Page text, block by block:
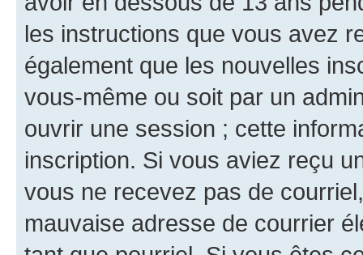
les instructions que vous avez
également que les nouvelles
vous-même ou soit par un
ouvrir une session ; cette
inscription. Si vous aviez reçu
vous ne recevez pas de
mauvaise adresse de courrier